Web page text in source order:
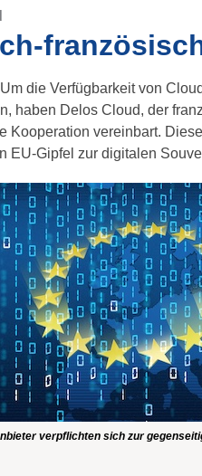
Um die Verfügbarkeit von
haben Delos Cloud, der
Kooperation vereinbart.
EU-Gipfel zur digitalen
verpflichten sich zur